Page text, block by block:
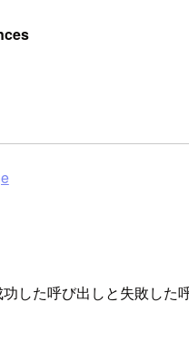
した呼び出しと失敗し